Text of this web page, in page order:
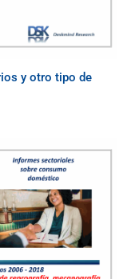
y otro tipo de